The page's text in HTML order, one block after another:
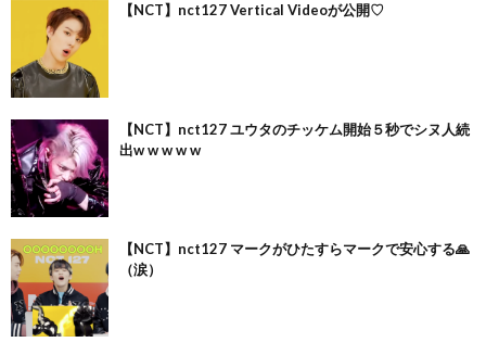
【NCT】nct127 Vertical Videoが公開♡
【NCT】nct127 ユウタのチッケム開始５秒でシヌ人続
出w w w w w
【NCT】nct127 マークがひたすらマークで安心する🙏
（涙）